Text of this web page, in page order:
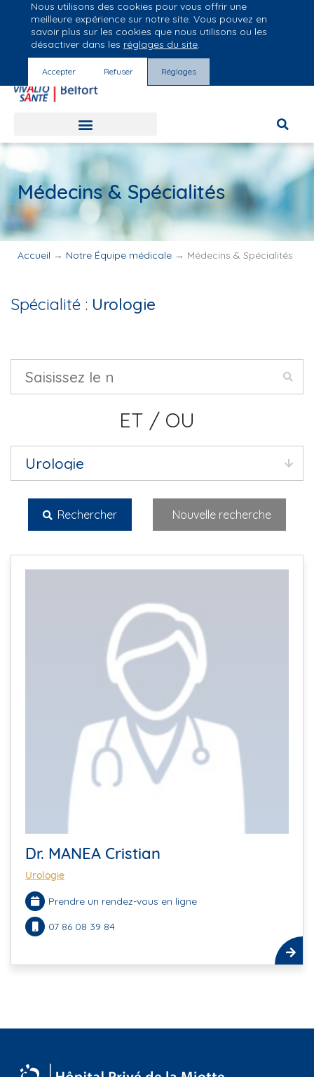
Groupe Vivalto Santé
Entre nous, la vie
Médecins & Spécialités
Accueil → Notre Équipe médicale → Médecins & Spécialités
Spécialité : Urologie
ET / OU
Rechercher Nouvelle recherche
Dr. MANEA Cristian
Urologie
Prendre un rendez-vous en ligne
07 86 08 39 84
Nous utilisons des cookies pour vous offrir une
meilleure expérience sur notre site. Vous pouvez en
savoir plus sur les cookies que nous utilisons ou les
désactiver dans les réglages du site.
Accepter Refuser Réglages